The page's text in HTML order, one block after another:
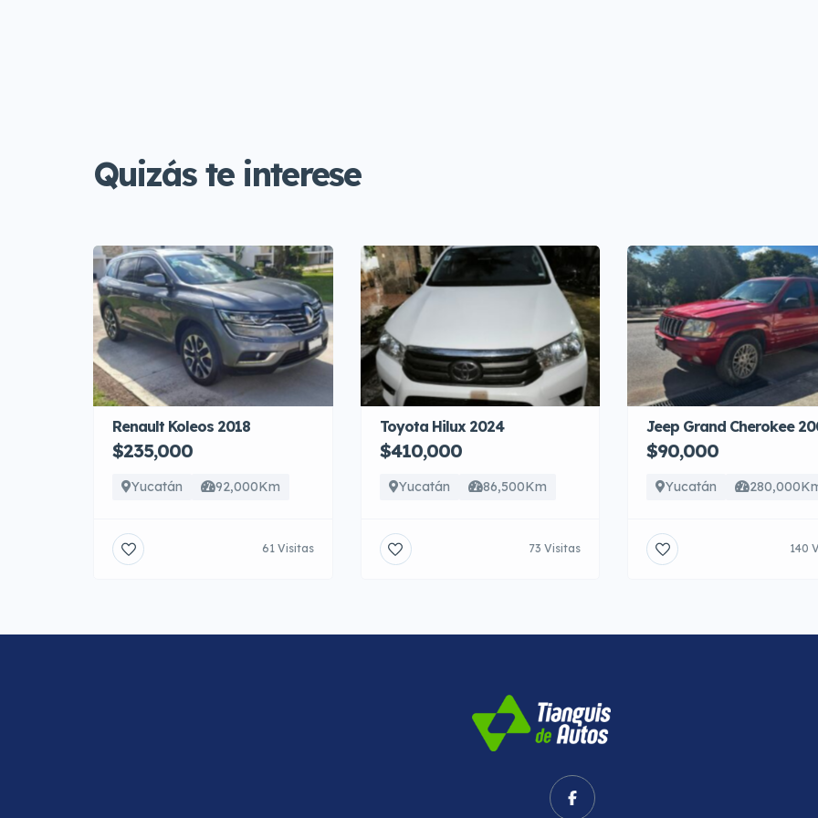
Quizás te interese
Renault Koleos 2018
$235,000
Yucatán 92,000Km
61 Visitas
Toyota Hilux 2024
$410,000
Yucatán 86,500Km
73 Visitas
Jeep Grand Cherokee
$90,000
Yucatán
140